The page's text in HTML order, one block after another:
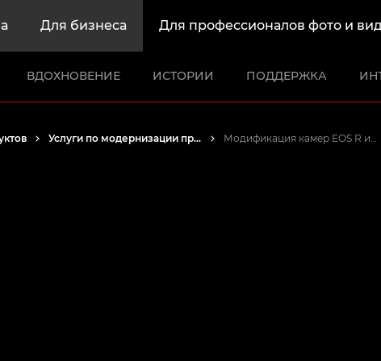
Для бизнеса Для профессионалов фото и
ВДОХНОВЕНИЕ ИСТОРИИ ПОДДЕРЖКА
Услуги по модернизации продуктов Модификация камер EOS R и RP для работы с кукольной анимацией